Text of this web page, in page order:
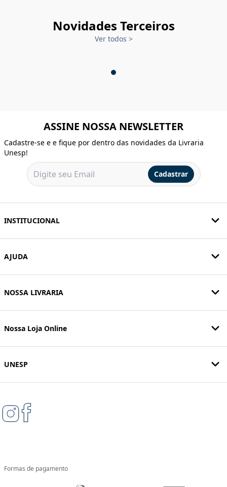
Novidades Terceiros
Ver todos >
ASSINE NOSSA NEWSLETTER
Cadastre-se e e fique por dentro das novidades da Livraria
Unesp!
Cadastrar
INSTITUCIONAL
AJUDA
NOSSA LIVRARIA
Nossa Loja Online
UNESP
Formas de pagamento